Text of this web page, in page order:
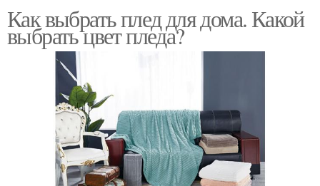
Как выбрать плед для дома. Какой
выбрать цвет пледа?